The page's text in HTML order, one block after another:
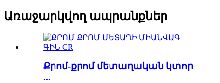
Առաջարկվող ապրանքներ
Քրոմ-քրոմ մետաղական կտոր
...